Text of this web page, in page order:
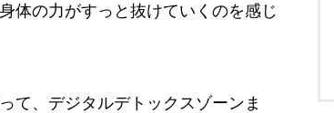
体の力がすっと抜けていくのを感じ
て、デジタルデトックスゾーンま